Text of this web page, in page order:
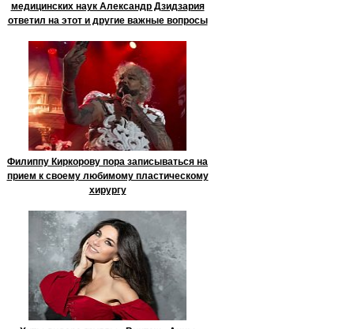
медицинских наук Александр Дзидзария
ответил на этот и другие важные вопросы
Филиппу Киркорову пора записываться на
прием к своему любимому пластическому
хирургу